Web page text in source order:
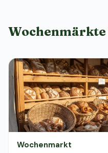
Wochenmärkte
Wochenmarkt